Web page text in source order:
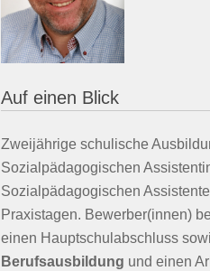
Auf einen Blick
Zweijährige schulische
Sozialpädagogischen
Sozialpädagogischen
Praxistagen. Bewerber(innen)
einen Hauptschulabschluss
Berufsausbildung und einen